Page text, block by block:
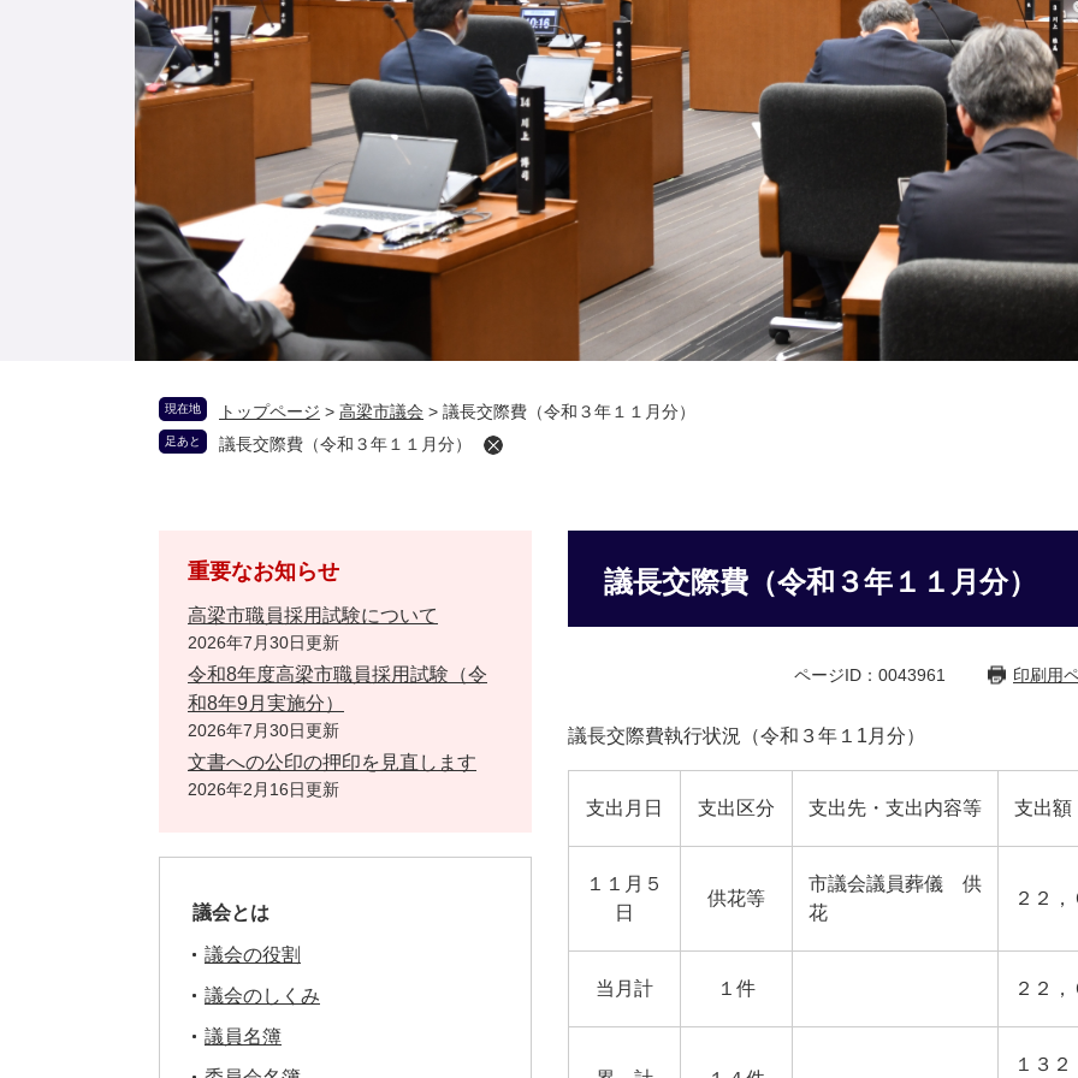
現在地 トップページ > 高梁市議会 > 議長交際費（令和３年１１月分）
足あと 議長交際費（令和３年１１月分）
議長交際費（令和３年１１月分）
ページID：0043961 印刷用
議長交際費執行状況（令和３年１1月分）
支出月日 支出区分 支出先・支出内容等 支出額
１１月５
日
供花等
市議会議員葬儀 供
花
２２
当月計 １件 ２２
１３
重要なお知らせ
高梁市職員採用試験について
2026年7月30日更新
令和8年度高梁市職員採用試験（令
和8年9月実施分）
2026年7月30日更新
文書への公印の押印を見直します
2026年2月16日更新
議会とは
議会の役割
議会のしくみ
議員名簿